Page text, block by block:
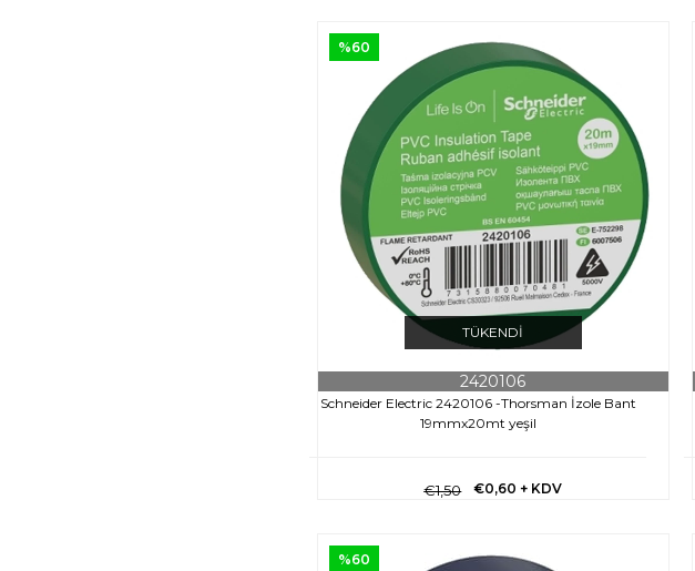
TÜKENDI
Schneider Electric 2420106 -Thorsman İzole Bant
19mmx20mt yeşil
2420106
€0,60+ KDV
€1,50
%60
%60